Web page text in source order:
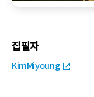
집필자
KimMiyoung